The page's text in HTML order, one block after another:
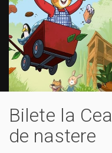
Bilete la
de nastere